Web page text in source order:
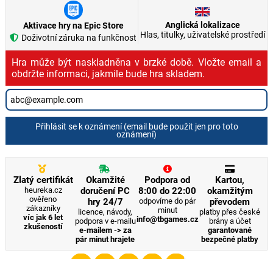
Aktivace hry na Epic Store
Doživotní záruka na funkčnost
Anglická lokalizace
Hlas, titulky, uživatelské prostředí
Hra může být naskladněna v brzké době. Vložte email a
obdržte informaci, jakmile bude hra skladem.
Přihlásit se k oznámení (email bude použit jen pro toto
oznámení)
Zlatý certifikát
heureka.cz
ověřeno
zákazníky
víc jak 6 let
zkušeností
Okamžité
doručení PC
hry 24/7
licence, návody,
podpora v e-mailu
e-mailem -> za
pár minut hrajete
Podpora od
8:00 do 22:00
odpovíme do pár
minut
info@tbgames.cz
Kartou,
okamžitým
převodem
platby přes české
brány a účet
garantované
bezpečné platby